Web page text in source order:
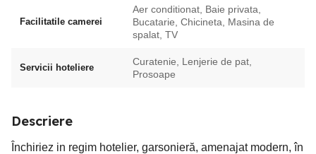
Facilitatile camerei
Aer conditionat, Baie privata,
Bucatarie, Chicineta, Masina de
spalat, TV
Servicii hoteliere
Curatenie, Lenjerie de pat,
Prosoape
Descriere
Închiriez in regim hotelier, garsonieră, amenajat modern, în